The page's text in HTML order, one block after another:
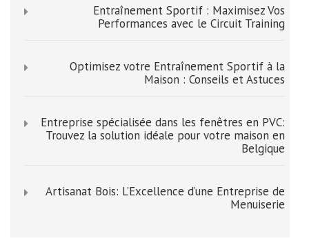
Entraînement Sportif : Maximisez Vos
Performances avec le Circuit Training
Optimisez votre Entraînement Sportif à la
Maison : Conseils et Astuces
Entreprise spécialisée dans les fenêtres en PVC:
Trouvez la solution idéale pour votre maison en
Belgique
Artisanat Bois: L’Excellence d’une Entreprise de
Menuiserie